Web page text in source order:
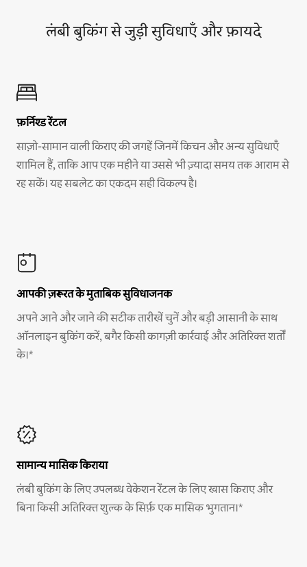
लंबी बुकिंग से जुड़ी सुविधाएँ और फ़ायदे
फ़र्निश्ड रेंटल
साज़ो-सामान वाली किराए की जगहें जिनमें किचन और अन्य सुविधाएँ
शामिल हैं, ताकि आप एक महीने या उससे भी ज़्यादा समय तक आराम से
रह सकें। यह सबलेट का एकदम सही विकल्प है।
आपकी ज़रूरत के मुताबिक सुविधाजनक
अपने आने और जाने की सटीक तारीखें चुनें और बड़ी आसानी के साथ
ऑनलाइन बुकिंग करें, बगैर किसी कागज़ी कार्रवाई और अतिरिक्त शर्तों
के।*
सामान्य मासिक किराया
लंबी बुकिंग के लिए उपलब्ध वेकेशन रेंटल के लिए खास किराए और
बिना किसी अतिरिक्त शुल्क के सिर्फ़ एक मासिक भुगतान।*